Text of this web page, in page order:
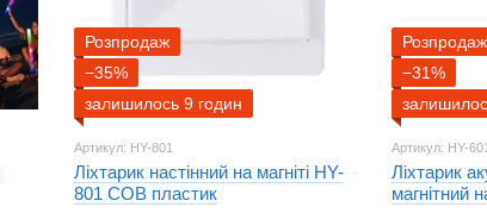
Розпродаж
−35%
залишилось 9 годин
Артикул: HY-801
Ліхтарик настінний на магніті HY-
801 COB пластик
Розпродаж
−31%
Артикул: HY-601
Ліхтарик
магнітний